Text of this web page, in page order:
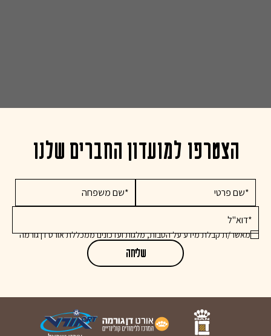
הצטרפו למועדון החברים שלנו
מאשר/ת קבלת מידע על הטבות, מלגות ועדכונים ממכללת אורט דן גורמה